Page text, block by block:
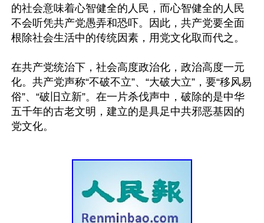
的社会意味着心智健全的人民，而心智健全的人民
不会听凭共产党愚弄和恐吓。因此，共产党要全面
根除社会生活中的传统因素，用党文化取而代之。
在共产党统治下，社会高度政治化，政治高度一元
化。共产党声称“不破不立”、“大破大立”，要“移风易
俗”、“破旧立新”。在一片杀伐声中，破除的是中华
五千年的古老文明，建立的是具足中共邪恶基因的